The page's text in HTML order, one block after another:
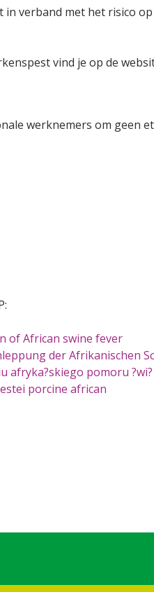
in verband met het risico
vind je op de
werknemers om geen
of African swine fever
der Afrikanischen
afryka?skiego pomoru ?wi?
porcine african